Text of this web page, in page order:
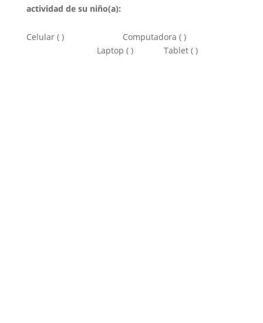
actividad de su niño(a):
Celular ( ) Computadora ( )
Laptop ( ) Tablet ( )